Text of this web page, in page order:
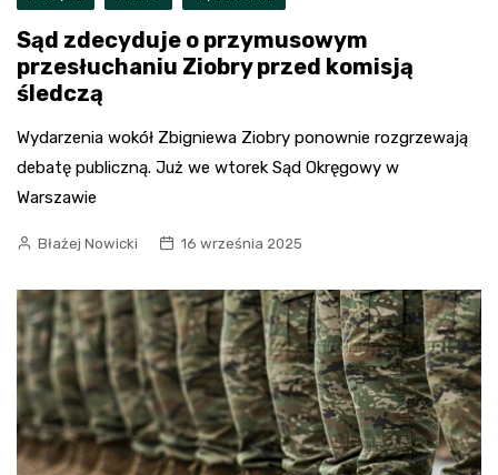
Sąd zdecyduje o przymusowym
przesłuchaniu Ziobry przed komisją
śledczą
Wydarzenia wokół Zbigniewa Ziobry ponownie rozgrzewają
debatę publiczną. Już we wtorek Sąd Okręgowy w
Warszawie
Błażej Nowicki 16 września 2025